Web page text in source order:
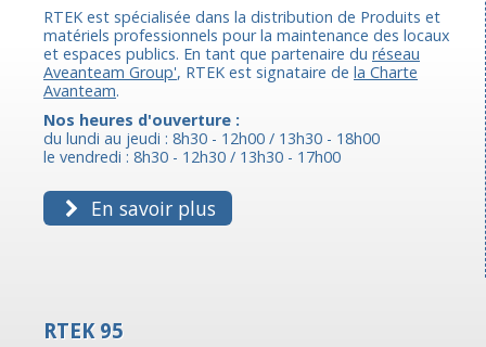
RTEK est spécialisée dans la distribution de Produits et
matériels professionnels pour la maintenance des locaux
et espaces publics. En tant que partenaire du réseau
Aveanteam Group', RTEK est signataire de la Charte
Avanteam.
Nos heures d'ouverture :
du lundi au jeudi : 8h30 - 12h00 / 13h30 - 18h00
le vendredi : 8h30 - 12h30 / 13h30 - 17h00
En savoir plus
RTEK 95